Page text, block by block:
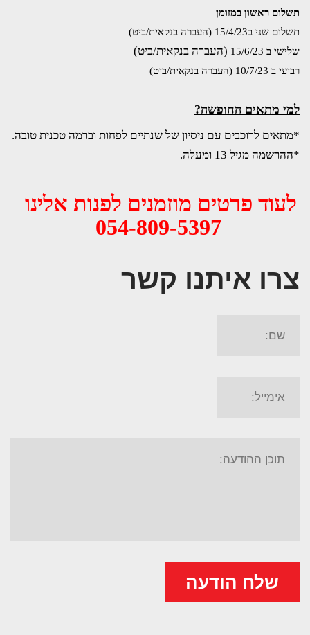
תשלום ראשון במזומן
תשלום שני ב15/4/23 (העברה בנקאית/ביט)
שלישי ב 15/6/23
(העברה בנקאית/ביט)
רביעי ב 10/7/23 (העברה בנקאית/ביט)
למי מתאים החופשה?
*מתאים לרוכבים עם ניסיון של שנתיים לפחות וברמה טכנית טובה.
*ההרשמה מגיל 13 ומעלה.
054-809-5397
צרו איתנו קשר
שלח הודעה